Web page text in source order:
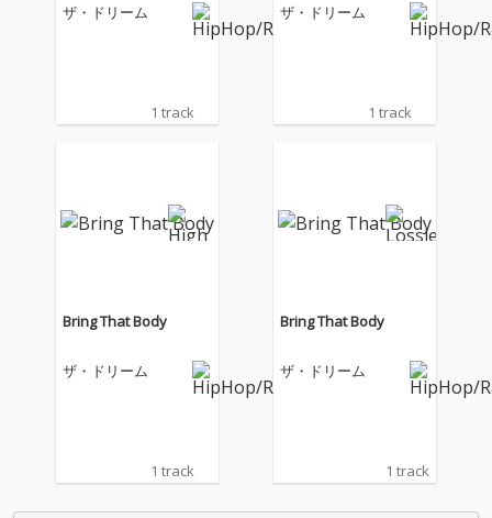
ザ・ドリーム
1 track
ザ・ドリーム
1 track
Bring That Body
ザ・ドリーム
1 track
Bring That Body
ザ・ドリーム
1 track